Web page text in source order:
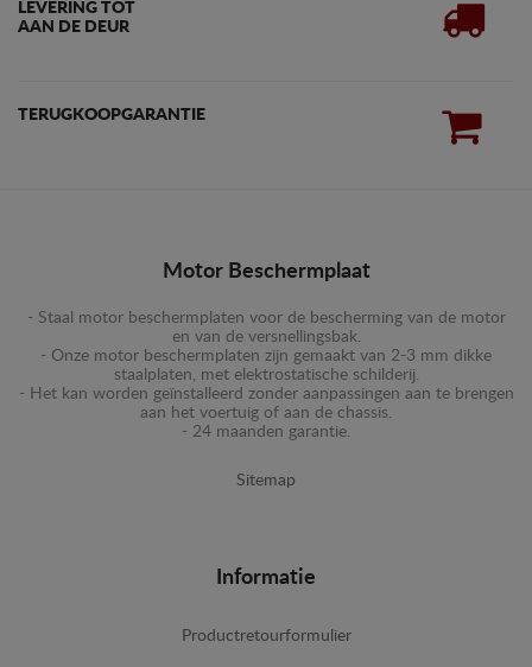
LEVERING TOT
AAN DE DEUR
TERUGKOOPGARANTIE
Motor Beschermplaat
- Staal motor beschermplaten voor de bescherming van de motor
en van de versnellingsbak.
- Onze motor beschermplaten zijn gemaakt van 2-3 mm dikke
staalplaten, met elektrostatische schilderij.
- Het kan worden geïnstalleerd zonder aanpassingen aan te brengen
aan het voertuig of aan de chassis.
- 24 maanden garantie.
Sitemap
Informatie
Productretourformulier